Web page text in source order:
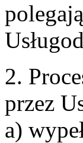
2.
przez
a)